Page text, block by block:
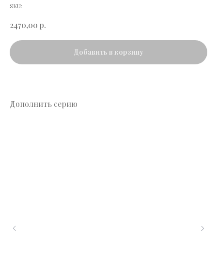
SKU:
2470,00 р.
Добавить в корзину
Дополнить серию